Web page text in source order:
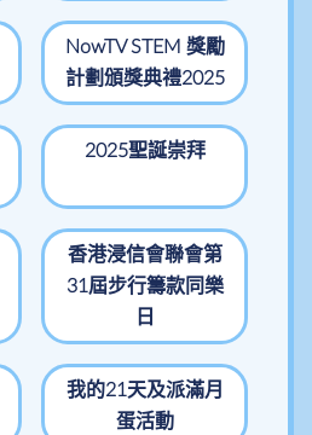
NowTV STEM 獎勵
計劃頒獎典禮2025
2025聖誕崇拜
香港浸信會聯會第
31屆步行籌款同樂
日
我的21天及派滿月
蛋活動